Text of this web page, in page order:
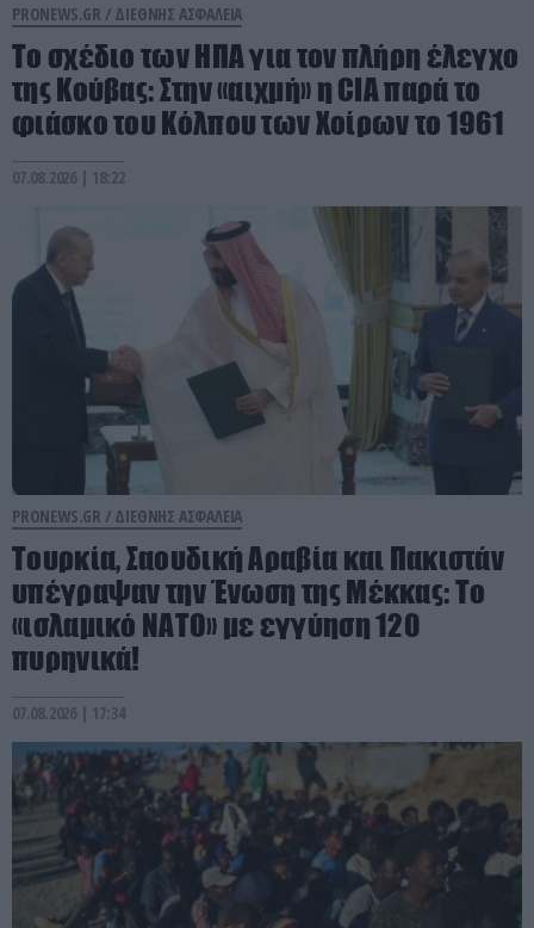
PRONEWS.GR / ΔΙΕΘΝΗΣ ΑΣΦΑΛΕΙΑ
To σχέδιο των ΗΠΑ για τον πλήρη έλεγχο
της Κούβας: Στην «αιχμή» η CIA παρά το
φιάσκο του Κόλπου των Χοίρων το 1961
07.08.2026 | 18:22
PRONEWS.GR / ΔΙΕΘΝΗΣ ΑΣΦΑΛΕΙΑ
Τουρκία, Σαουδική Αραβία και Πακιστάν
υπέγραψαν την Ένωση της Μέκκας: Το
«ισλαμικό ΝΑΤΟ» με εγγύηση 120
πυρηνικά!
07.08.2026 | 17:34